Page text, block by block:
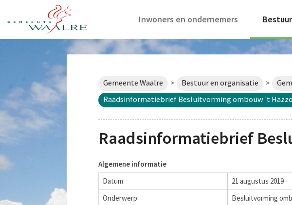
Inwoners en ondernemers
Gemeente Waalre > Bestuur en organisatie >
Raadsinformatiebrief Besluitvorming ombouw 't Hazzo
Raadsinformatiebrief
Algemene informatie
Datum
21 augustus 2019
Onderwerp
Besluitvorming